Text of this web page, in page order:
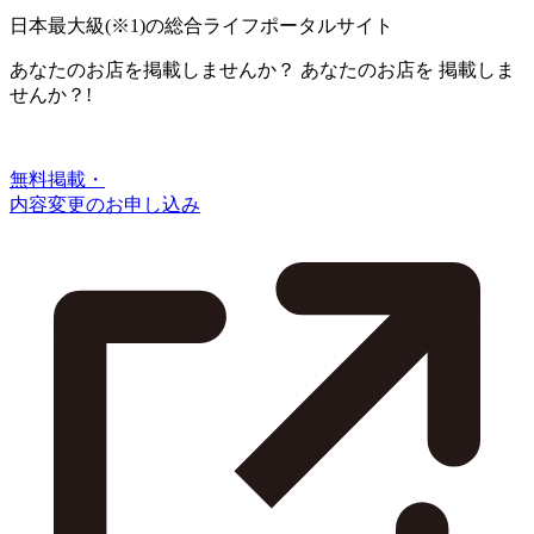
日本最大級(※1)の総合ライフポータルサイト
あなたのお店を掲載しませんか？ あなたのお店を 掲載しま
せんか？!
無料掲載・
内容変更のお申し込み